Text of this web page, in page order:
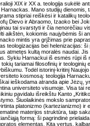
XIX ir XX a. teologija sukėlė
Mano studijų dienomis,
stipriai reiškėsi ir katalikų
Dievo ir Abraomo, Izaoko bei
tai svarstyti ir čia nenorėčiau
aikštėn, kokiomis naujybėmis ši
mintis yra grįžimas prie
teologizacijas bei helenizacijas:
atmetęs kultą moralės naudai.
Sykiu Harnackui iš esmės rūpi iš
tokių tariamai filosofinių ir
Todėl istorinį-kritinį
kosmosą: teologija
ieškodama atranda apie Jėzų,
universiteto visumoje. Visa tai
pavidalu išreikštu Kanto
Šiuolaikinės mokslo
platonizmo (kartezianizmo) ir
materijos struktūra, taip
formą: ši pagrindinė
elementas. Kita vertus,